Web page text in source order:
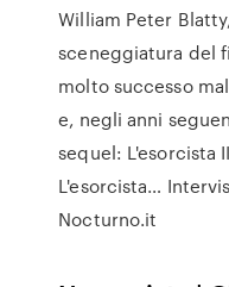
William Peter
sceneggiatura del
molto successo
e, negli anni
sequel: L'esorcista
L'esorcista…
Nocturno.it